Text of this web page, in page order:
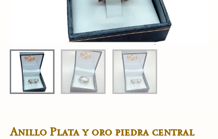
Anillo Plata y oro piedra central